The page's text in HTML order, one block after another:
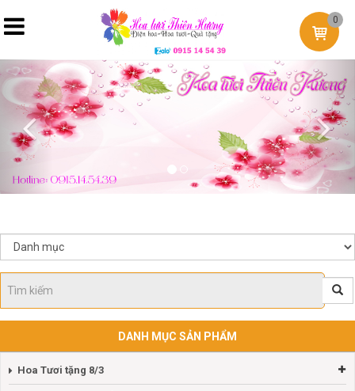
0
Previous
DANH MỤC SẢN PHẨM
Hoa Tươi tặng 8/3